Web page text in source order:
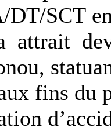
DT/SCT
attrait
fins du